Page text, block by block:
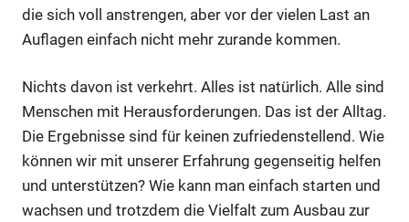
die sich voll anstrengen, aber vor der vielen Last an
Auflagen einfach nicht mehr zurande kommen.
Nichts davon ist verkehrt. Alles ist natürlich. Alle sind
Menschen mit Herausforderungen. Das ist der Alltag.
Die Ergebnisse sind für keinen zufriedenstellend. Wie
können wir mit unserer Erfahrung gegenseitig helfen
und unterstützen? Wie kann man einfach starten und
wachsen und trotzdem die Vielfalt zum Ausbau zur